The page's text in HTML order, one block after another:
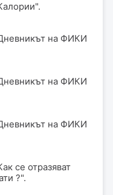
на ФИКИ
на ФИКИ
на ФИКИ
се отразяват
?".